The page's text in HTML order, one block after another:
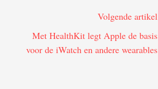
Volgende artikel
Met HealthKit legt Apple de basis
voor de iWatch en andere wearables